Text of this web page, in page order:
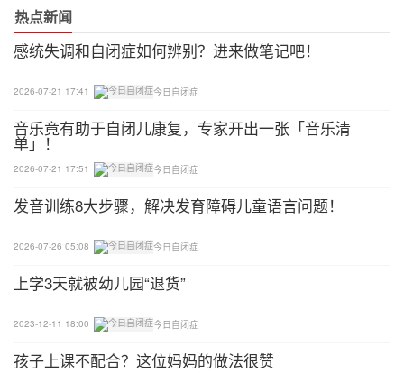
孩子的年龄越小，性格还没有完全成型，也没有习得
的方式学习技能，缩小与普通孩子发展的差距。就像
一座大楼，在它根基未稳的时候，给它加固地基，远
比它已经拔地而起的时候去加固地基要容易的多。
学习技能，通过游戏或玩耍的时间，就可以从日常生
活和游戏中学习到所需的新技能。
更容易缩小与普通孩子的差距
我们对孩子实行早期干预，相信很多家长的目标都是
希望孩子可以达到正常孩子的发育水平。
热点新闻
感统失调和自闭症如何辨别？进来做笔记吧！
2026-07-21 17:41 今日自闭症
音乐竟有助于自闭儿康复，专家开出一张「音乐清
单」！
2026-07-21 17:51 今日自闭症
发音训练8大步骤，解决发育障碍儿童语言问题！
2026-07-26 05:08 今日自闭症
上学3天就被幼儿园“退货”
2023-12-11 18:00 今日自闭症
孩子上课不配合？这位妈妈的做法很赞